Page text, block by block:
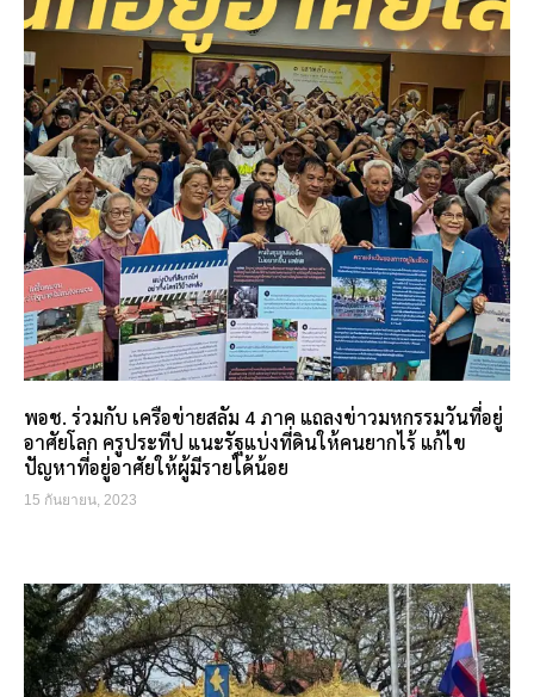
พอช. ร่วมกับ เครือข่ายสลัม 4 ภาค แถลงข่าวมหกรรมวันที่อยู่
อาศัยโลก ครูประทีป แนะรัฐแบ่งที่ดินให้คนยากไร้ แก้ไข
ปัญหาที่อยู่อาศัยให้ผู้มีรายได้น้อย
15 กันยายน, 2023